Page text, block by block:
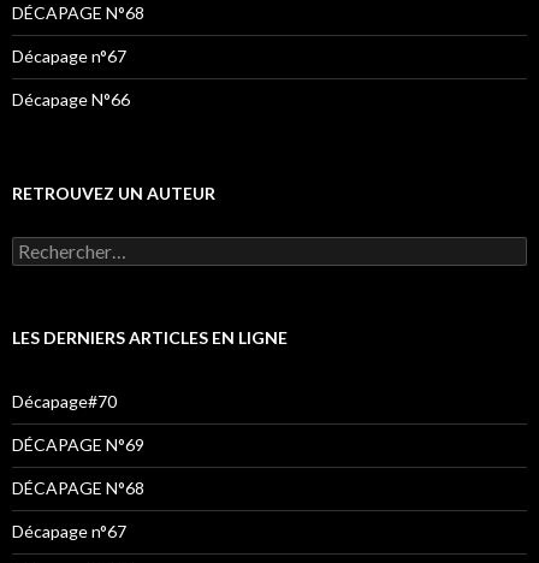
DÉCAPAGE N°68
Décapage n°67
Décapage N°66
RETROUVEZ UN AUTEUR
LES DERNIERS ARTICLES EN LIGNE
Décapage#70
DÉCAPAGE N°69
DÉCAPAGE N°68
Décapage n°67